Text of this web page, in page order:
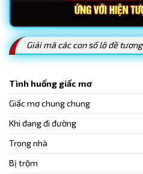
Giải mã các con số lô đề
Tình huống giấc mơ
Giấc mơ chung chung
Khi đang đi đường
Trong nhà
Bị trộm